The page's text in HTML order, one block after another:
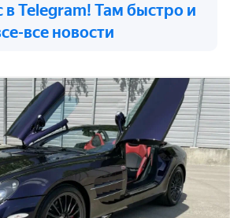
в Telegram! Там быстро и
все новости